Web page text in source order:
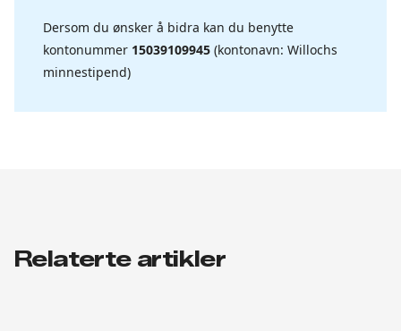
Dersom du ønsker å bidra kan du benytte
kontonummer 15039109945 (kontonavn: Willochs
minnestipend)
Relaterte artikler